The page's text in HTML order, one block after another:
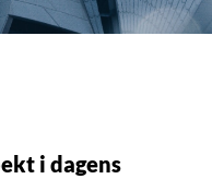
i dagens